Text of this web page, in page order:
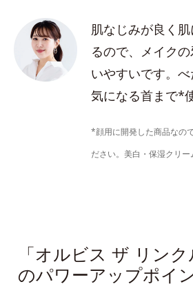
肌なじみが良く
るので、メイク
いやすいです。べ
気になる首まで*
*顔用に開発した商品なの
ださい。美白・保湿クリー
「オルビス ザ リンク
のパワーアップポイ